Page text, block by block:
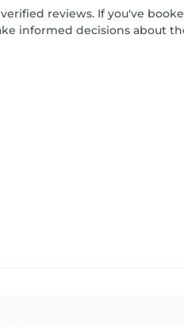
verified reviews. If you've
informed decisions about